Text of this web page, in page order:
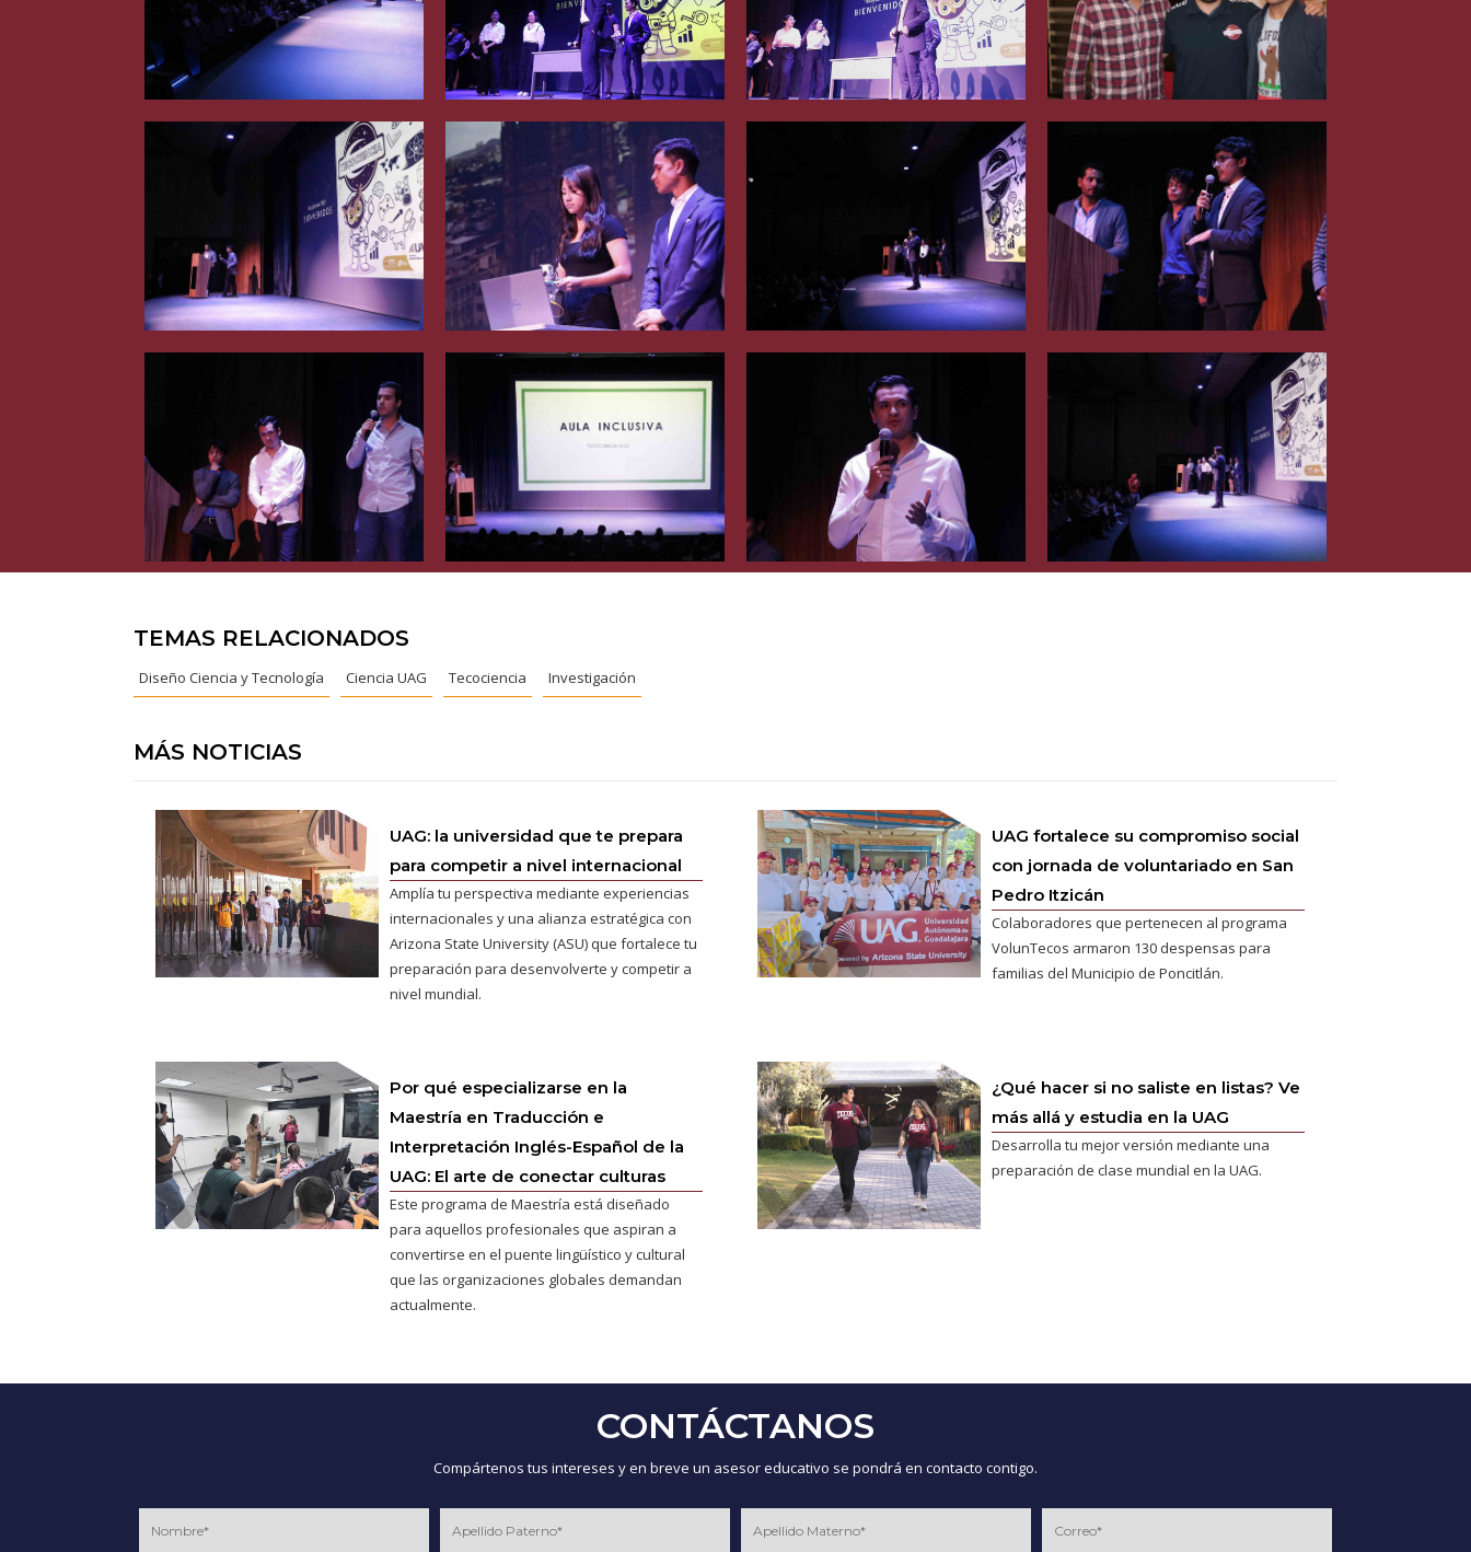
TEMAS RELACIONADOS
Diseño Ciencia y Tecnología Ciencia UAG Tecociencia Investigación
MÁS NOTICIAS
UAG: la universidad que te prepara
para competir a nivel internacional
Amplía tu perspectiva mediante experiencias
internacionales y una alianza estratégica con
Arizona State University (ASU) que fortalece tu
preparación para desenvolverte y competir a
nivel mundial.
UAG fortalece su compromiso social
con jornada de voluntariado en San
Pedro Itzicán
Colaboradores que pertenecen al programa
VolunTecos armaron 130 despensas para
familias del Municipio de Poncitlán.
Por qué especializarse en la
Maestría en Traducción e
Interpretación Inglés-Español de la
UAG: El arte de conectar culturas
Este programa de Maestría está diseñado
para aquellos profesionales que aspiran a
convertirse en el puente lingüístico y cultural
que las organizaciones globales demandan
actualmente.
¿Qué hacer si no saliste en listas? Ve
más allá y estudia en la UAG
Desarrolla tu mejor versión mediante una
preparación de clase mundial en la UAG.
CONTÁCTANOS
Compártenos tus intereses y en breve un asesor educativo se pondrá en contacto contigo.